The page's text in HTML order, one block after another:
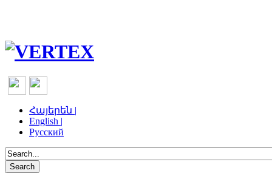
Հայերեն |
English |
Русский